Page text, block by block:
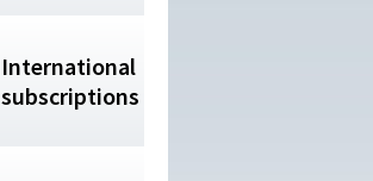
International
subscriptions